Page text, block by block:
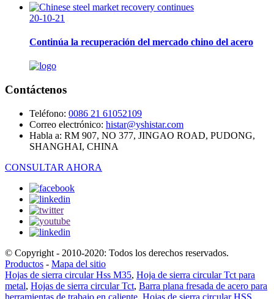
20-10-21
Continúa la recuperación del mercado chino del acero
Contáctenos
Teléfono: 0086 21 61052109
Correo electrónico: histar@yshistar.com
Habla a: RM 907, NO 377, JINGAO ROAD, PUDONG,
SHANGHAI, CHINA
CONSULTAR AHORA
© Copyright - 2010-2020: Todos los derechos reservados.
Productos - Mapa del sitio
Hojas de sierra circular Hss M35, Hoja de sierra circular Tct para
metal, Hojas de sierra circular Tct, Barra plana fresada de acero para
herramientas de trabajo en caliente, Hojas de sierra circular HSS